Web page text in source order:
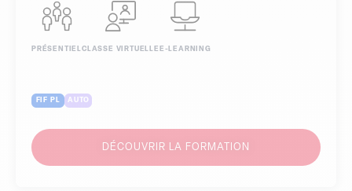
PRÉSENTIELCLASSE VIRTUELLE E-LEARNING
FIF PL AUTO
DÉCOUVRIR LA FORMATION